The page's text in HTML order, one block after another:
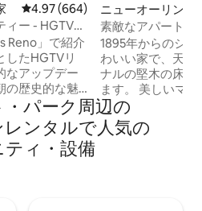
レビュー664件、5つ星中4.97つ
4.97 (664)
ー - HGTVで
ーション
Reno」で紹介
したHGTVリ
なアップデー
の歴史的な魅
ストリートの
は、リラッ
ポーチ、昼夜
なインテリア
ニューオーリンズ
素敵なアパート -
1895年からのシ
わいい家で、天井
ナルの堅木の床、
ます。 美しいマ
らすぐのところに
ォーター、フレン
近隣のレストラン
パーク⁠周⁠辺⁠の
ン⁠タ⁠ル⁠で人⁠気⁠の
テ⁠ィ⁠・⁠設⁠備